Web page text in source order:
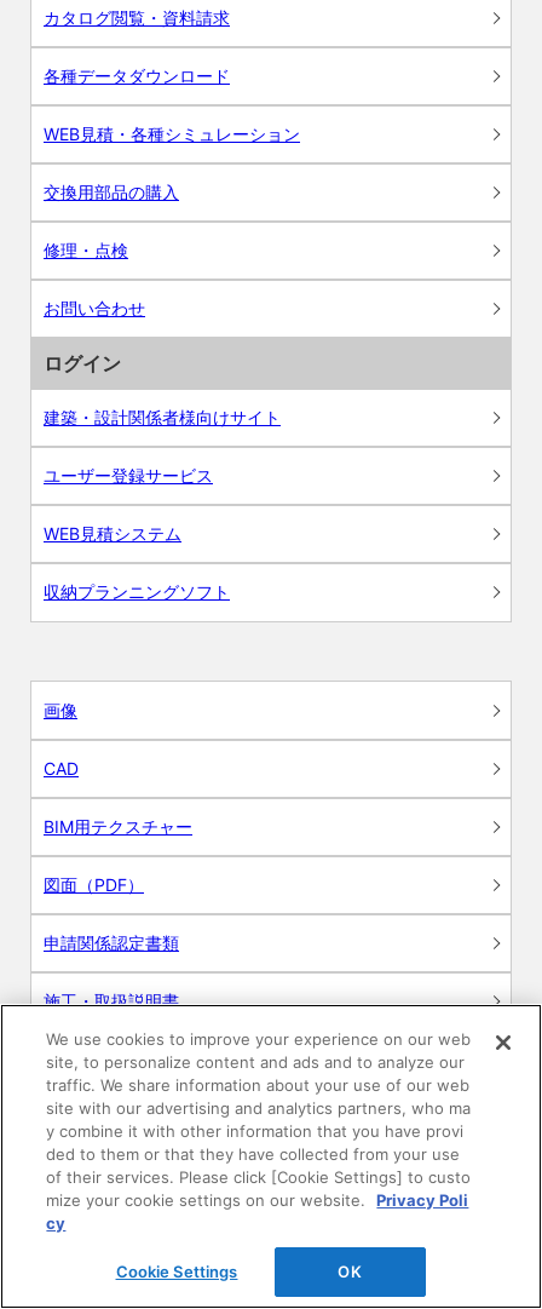
カタログ閲覧・資料請求
各種データダウンロード
WEB見積・各種シミュレーション
交換用部品の購入
修理・点検
お問い合わせ
ログイン
建築・設計関係者様向けサイト
ユーザー登録サービス
WEB見積システム
収納プランニングソフト
画像
CAD
BIM用テクスチャー
図面（PDF）
申請関係認定書類
施工・取扱説明書
動画
シミュレーションツール
24時間換気システム〈エアスマート〉
簡易設計見積ソフト
R&Dセンター環境測定・分析サービス
We use cookies to improve your experience on our web
site, to personalize content and ads and to analyze our
traffic. We share information about your use of our web
site with our advertising and analytics partners, who ma
y combine it with other information that you have provi
ded to them or that they have collected from your use
of their services. Please click [Cookie Settings] to custo
mize your cookie settings on our website.
Privacy Poli
cy
Cookie Settings OK